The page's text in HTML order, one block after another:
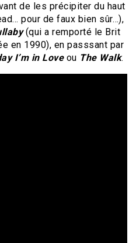
de les précipiter du haut
pour de faux bien sûr…),
(qui a remporté le Brit
en 1990), en passsant par
I’m in Loveou The Walk.